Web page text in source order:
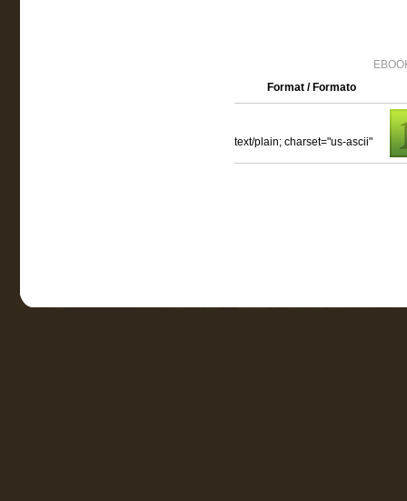
Format / Formato
text/plain; charset="us-ascii"